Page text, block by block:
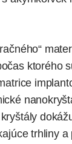
ktorého
trhliny a